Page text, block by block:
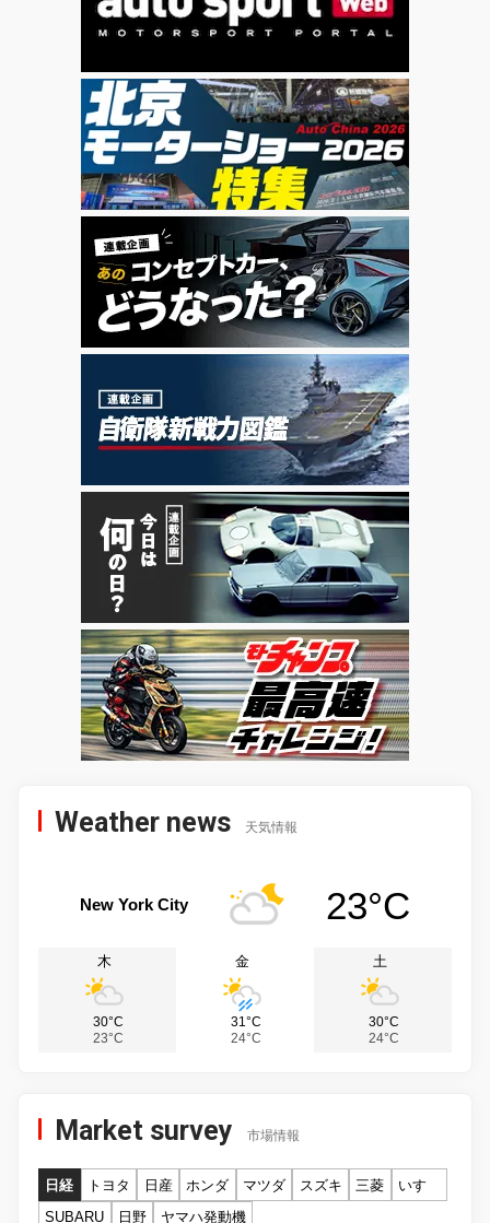
Weather news 天気情報
New York City 23°C
木
30°C
23°C
金
31°C
24°C
土
30°C
24°C
Market survey 市場情報
日経 トヨタ 日産 ホンダ マツダ スズキ 三菱
いすゞ
SUBARU
日野 ヤマハ発動機